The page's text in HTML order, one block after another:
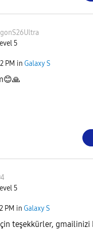
tra
5
PM in Galaxy S
😊🙏
5
PM in Galaxy S
teşekkürler, gmailinizi